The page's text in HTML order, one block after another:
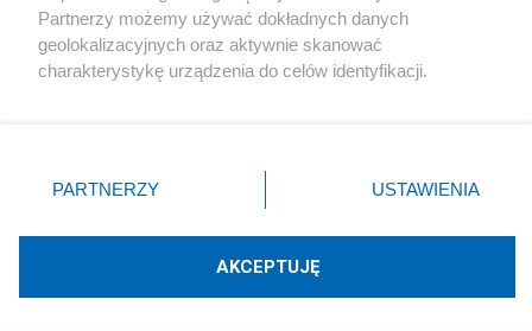
X Facebook Instagram Youtube
Technologię dostarcza:W3media.pl
Partnerzy możemy używać dokładnych danych
geolokalizacyjnych oraz aktywnie skanować
charakterystykę urządzenia do celów identyfikacji.
zmienić/wycofać klikając przycisk ustawień prywatności
znajdujący się w lewym dolnym rogu strony
rodzaje przetwarzania danych nie wymagają zgody
użytkownika, ale masz prawo sprzeciwić się takiemu
PARTNERZY USTAWIENIA
AKCEPTUJĘ